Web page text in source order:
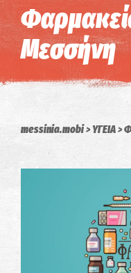
Η εικόνα
Μεσσήνη
messinia.mobi ΥΓΕΙΑ